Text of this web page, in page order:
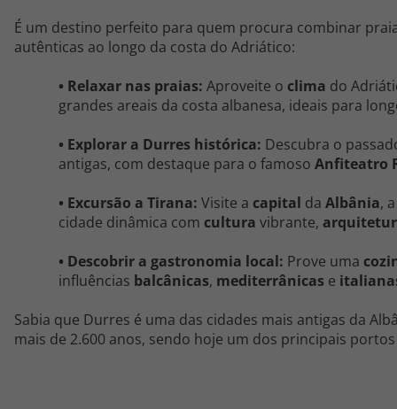
É um destino perfeito para quem procura combinar
autênticas ao longo da costa do Adriático:
• Relaxar nas praias: Aproveite o clima do
grandes areais da costa albanesa, ideais para
• Explorar a Durres histórica: Descubra o
antigas, com destaque para o famoso Anfiteatro
• Excursão a Tirana: Visite a capital da Albânia,
cidade dinâmica com cultura vibrante,
• Descobrir a gastronomia local: Prove uma
influências balcânicas, mediterrânicas e
Sabia que Durres é uma das cidades mais antigas da
mais de 2.600 anos, sendo hoje um dos principais